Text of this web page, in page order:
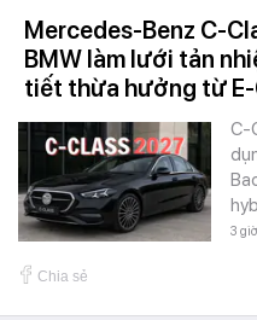
Mercedes-Benz C-
BMW làm lưới tản
tiết thừa hưởng từ E-
C-
3
Chia sẻ